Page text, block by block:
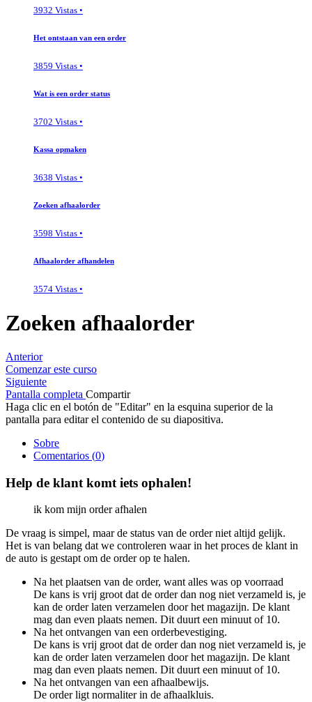
3932 Vistas •
Het ontstaan van een order
3859 Vistas •
Wat is een order status
3702 Vistas •
Kassa opmaken
3638 Vistas •
Zoeken afhaalorder
3598 Vistas •
Afhaalorder afhandelen
3574 Vistas •
Zoeken afhaalorder
Anterior
Comenzar este curso
Siguiente
Pantalla completa Compartir
Haga clic en el botón de "Editar" en la esquina superior de la
pantalla para editar el contenido de su diapositiva.
Sobre
Comentarios (0)
Help de klant komt iets ophalen!
ik kom mijn order afhalen
De vraag is simpel, maar de status van de order niet altijd gelijk.
Het is van belang dat we controleren waar in het proces de klant in
de auto is gestapt om de order op te halen.
Na het plaatsen van de order, want alles was op voorraad
De kans is vrij groot dat de order dan nog niet verzameld is, je
kan de order laten verzamelen door het magazijn. De klant
mag dan even plaats nemen. Dit duurt een minuut of 10.
Na het ontvangen van een orderbevestiging.
De kans is vrij groot dat de order dan nog niet verzameld is, je
kan de order laten verzamelen door het magazijn. De klant
mag dan even plaats nemen. Dit duurt een minuut of 10.
Na het ontvangen van een afhaalbewijs.
De order ligt normaliter in de afhaalkluis.